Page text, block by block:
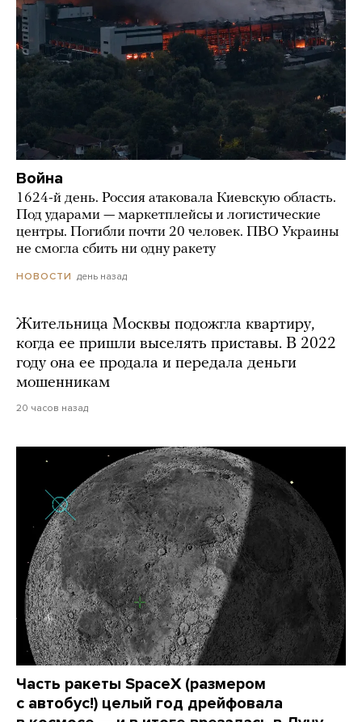
Война
1624-й день. Россия атаковала Киевскую область.
Под ударами — маркетплейсы и логистические
центры. Погибли почти 20 человек. ПВО Украины
не смогла сбить ни одну ракету
НОВОСТИ день назад
Жительница Москвы подожгла квартиру,
когда ее пришли выселять приставы. В 2022
году она ее продала и передала деньги
мошенникам
20 часов назад
Часть ракеты SpaceX (размером
с автобус!) целый год дрейфовала